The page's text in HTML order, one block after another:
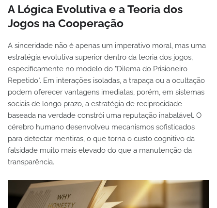
A Lógica Evolutiva e a Teoria dos
Jogos na Cooperação
A sinceridade não é apenas um imperativo moral, mas uma
estratégia evolutiva superior dentro da teoria dos jogos,
especificamente no modelo do "Dilema do Prisioneiro
Repetido". Em interações isoladas, a trapaça ou a ocultação
podem oferecer vantagens imediatas, porém, em sistemas
sociais de longo prazo, a estratégia de reciprocidade
baseada na verdade constrói uma reputação inabalável. O
cérebro humano desenvolveu mecanismos sofisticados
para detectar mentiras, o que torna o custo cognitivo da
falsidade muito mais elevado do que a manutenção da
transparência.